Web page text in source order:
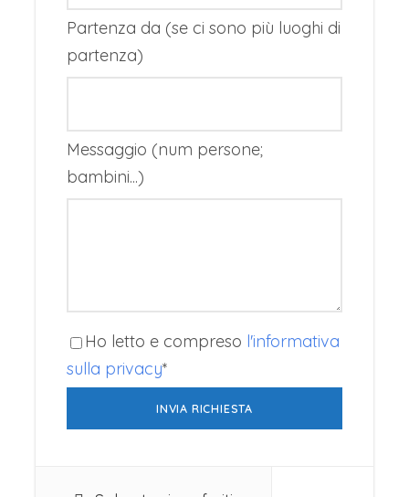
Partenza da (se ci sono più luoghi di
partenza)
Messaggio (num persone;
bambini...)
Ho letto e compreso l'informativa
sulla privacy*
** n. 2 notti EDIMBURGO: esempioHoliday
Inn Express Edinburgh – Leith Waterfront
Partenza individuale
€ 985,00
minimo 2 persone
Richiedi Informazioni